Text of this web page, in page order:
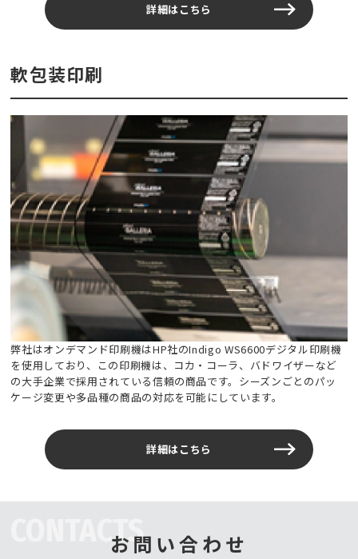
詳細はこちら
軟包装印刷
弊社はオンデマンド印刷機はHP社のIndigo WS6600デジタル印刷機
を使用しており、この印刷機は、コカ・コーラ、バドワイザーなど
の大手企業で採用されている信頼の商品です。シーズンごとのパッ
ケージ変更や多品種の商品の対応を可能にしています。
詳細はこちら
お問い合わせ
CONTACTS